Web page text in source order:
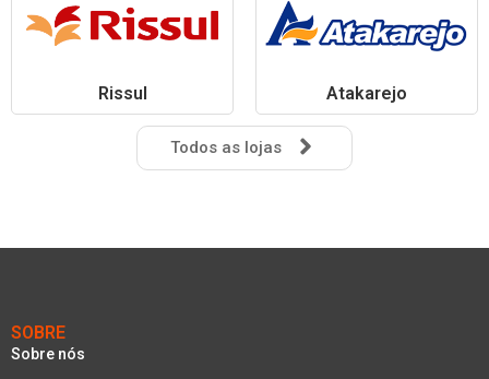
Rissul Atakarejo
Todos as lojas
SOBRE
Sobre nós